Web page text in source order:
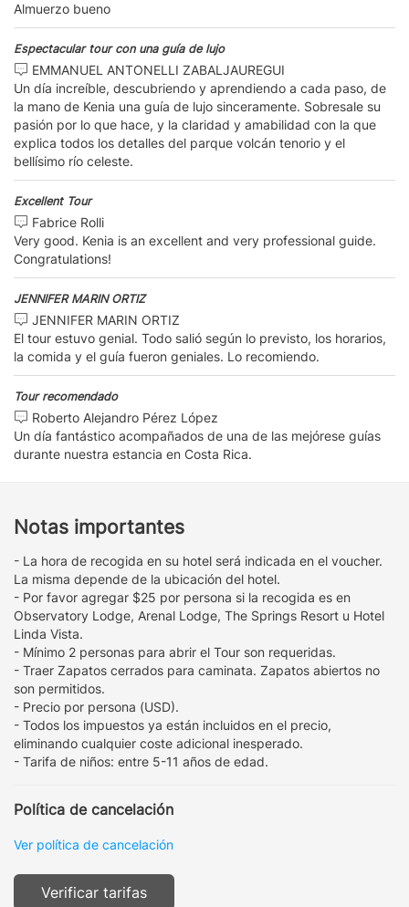
Almuerzo bueno
Espectacular tour con una guía de lujo
EMMANUEL ANTONELLI ZABALJAUREGUI
Un día increíble, descubriendo y aprendiendo a cada paso, de
la mano de Kenia una guía de lujo sinceramente. Sobresale su
pasión por lo que hace, y la claridad y amabilidad con la que
explica todos los detalles del parque volcán tenorio y el
bellísimo río celeste.
Excellent Tour
Fabrice Rolli
Very good. Kenia is an excellent and very professional guide.
Congratulations!
JENNIFER MARIN ORTIZ
JENNIFER MARIN ORTIZ
El tour estuvo genial. Todo salió según lo previsto, los horarios,
la comida y el guía fueron geniales. Lo recomiendo.
Tour recomendado
Roberto Alejandro Pérez López
Un día fantástico acompañados de una de las mejórese guías
durante nuestra estancia en Costa Rica.
Notas importantes
- La hora de recogida en su hotel será indicada en el voucher.
La misma depende de la ubicación del hotel.
- Por favor agregar $25 por persona si la recogida es en
Observatory Lodge, Arenal Lodge, The Springs Resort u Hotel
Linda Vista.
- Mínimo 2 personas para abrir el Tour son requeridas.
- Traer Zapatos cerrados para caminata. Zapatos abiertos no
son permitidos.
- Precio por persona (USD).
- Todos los impuestos ya están incluidos en el precio,
eliminando cualquier coste adicional inesperado.
- Tarifa de niños: entre 5-11 años de edad.
Política de cancelación
Ver política de cancelación
Verificar tarifas